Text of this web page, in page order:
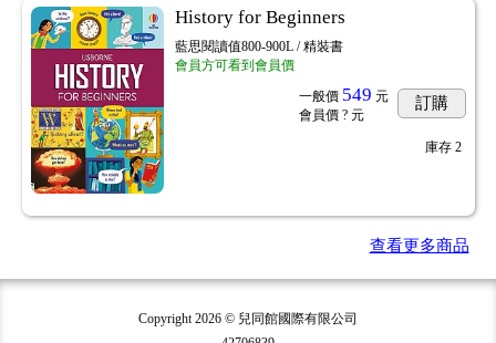
History for Beginners
藍思閱讀值800-900L / 精裝書
會員方可看到會員價
一般價 549 元
會員價? 元
訂購
庫存 2
查看更多商品
Copyright 2026 © 兒同館國際有限公司